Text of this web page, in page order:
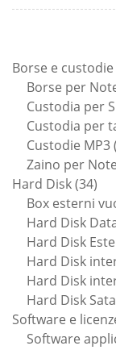
Borse e custodie
Borse per
Custodia per
Custodia per
Custodie MP3
Zaino per
Hard Disk 3434
Box esterni
Hard Disk
Hard Disk
Hard Disk
Hard Disk
Hard Disk
Software e
Software